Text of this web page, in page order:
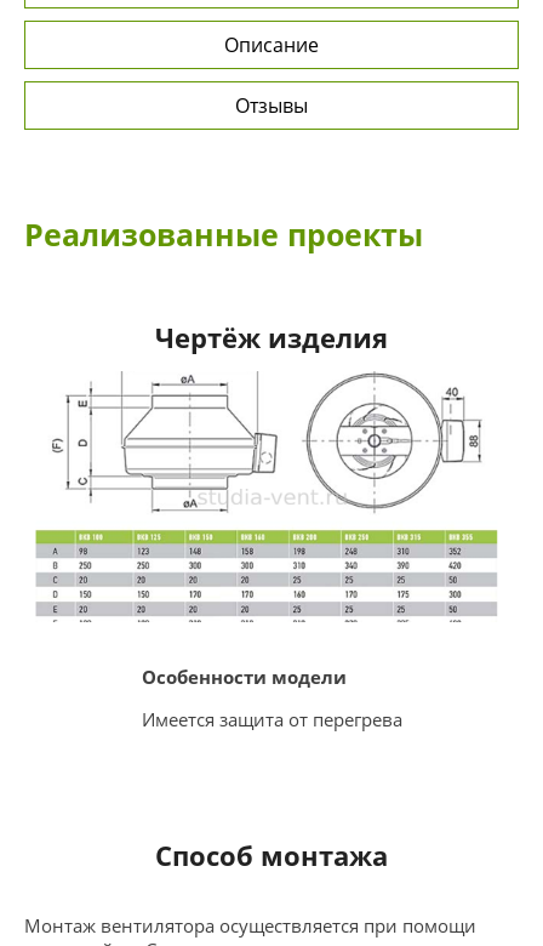
Описание
Отзывы
Реализованные проекты
Чертёж изделия
Особенности модели
Имеется защита от перегрева
Способ монтажа
Монтаж вентилятора осуществляется при помощи